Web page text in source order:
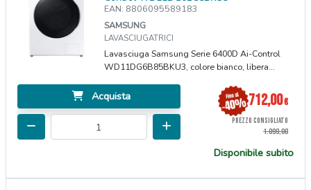
EAN: 8806095589183
SAMSUNG
LAVASCIUGATRICI
Lavasciuga Samsung Serie 6400D Ai-Control
WD11DG6B85BKU3, colore bianco, libera...
Acquista 712,00€
PREZZO CONSIGLIATO
1.099,00
Disponibile subito